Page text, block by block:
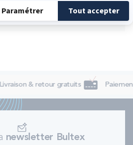
Livraison & retour gratuits
newsletter Bultex